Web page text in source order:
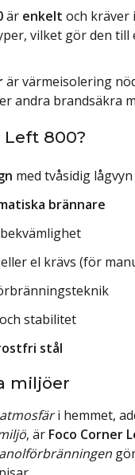
är enkelt och kräver
vilket gör den
är värmeisolering
andra brandsäkra
Left 800?
med tvåsidig lågvyn
brännare
el krävs (för
stabilitet
stål
miljöer
i hemmet,
, är Foco Corner